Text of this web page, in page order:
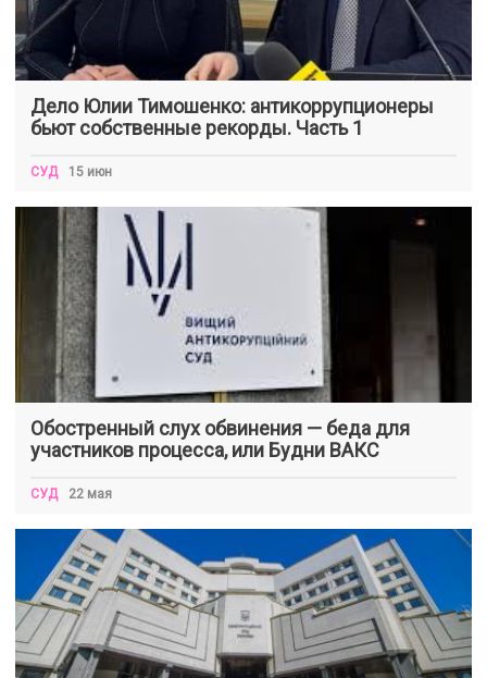
Дело Юлии Тимошенко: антикоррупционеры
бьют собственные рекорды. Часть 1
СУД 15 июн
Обостренный слух обвинения — беда для
участников процесса, или Будни ВАКС
СУД 22 мая